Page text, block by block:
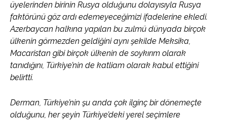
üyelerinden birinin Rusya olduğunu dolayısıyla Rusya
faktörünü göz ardı edemeyeceğimizi ifadelerine ekledi.
Azerbaycan halkına yapılan bu zulmü dünyada birçok
ülkenin görmezden geldiğini aynı şekilde Meksika,
Macaristan gibi birçok ülkenin de soykırım olarak
tanıdığını, Türkiye’nin de katliam olarak kabul ettiğini
belirtti.
Derman, Türkiye’nin şu anda çok ilginç bir dönemeçte
olduğunu, her şeyin Türkiye’deki yerel seçimlere